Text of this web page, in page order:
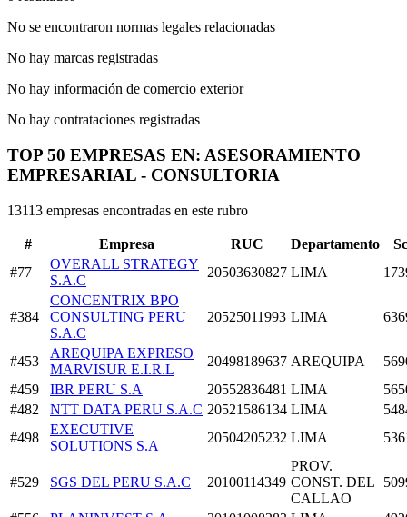
No se encontraron normas legales relacionadas
No hay marcas registradas
No hay información de comercio exterior
No hay contrataciones registradas
TOP 50 EMPRESAS EN: ASESORAMIENTO
EMPRESARIAL - CONSULTORIA
13113 empresas encontradas en este rubro
# Empresa RUC Departamento
#77
OVERALL STRATEGY
S.A.C
20503630827 LIMA
#384
CONCENTRIX BPO
CONSULTING PERU
S.A.C
20525011993 LIMA
#453
AREQUIPA EXPRESO
MARVISUR E.I.R.L
20498189637 AREQUIPA
#459
IBR PERU S.A 20552836481 LIMA
#482
NTT DATA PERU S.A.C 20521586134 LIMA
#498
EXECUTIVE
SOLUTIONS S.A
20504205232 LIMA
#529 SGS DEL PERU S.A.C 20100114349
PROV.
CONST. DEL
CALLAO